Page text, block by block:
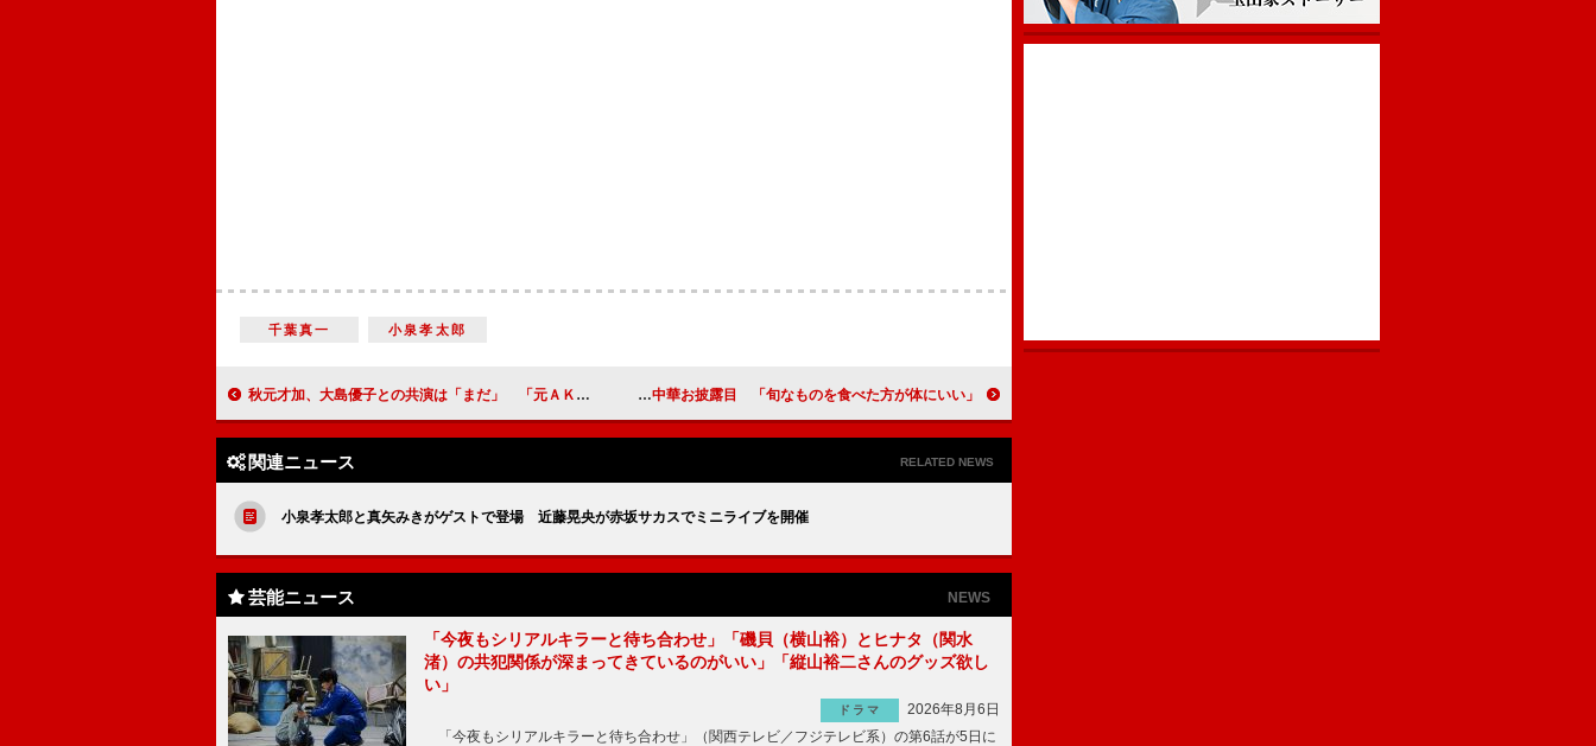
千葉真一 小泉孝太郎
秋元才加、大島優子との共演は「まだ」 「元ＡＫＢと言われるうちはしたくない」 西島秀俊、考案の夏野菜冷やし中華お披露目 「旬なものを食べた方が体にいい」
関連ニュース RELATED NEWS
小泉孝太郎と真矢みきがゲストで登場 近藤晃央が赤坂サカスでミニライブを開催
芸能ニュース NEWS
「今夜もシリアルキラーと待ち合わせ」「磯貝（横山裕）とヒナタ（関水
渚）の共犯関係が深まってきているのがいい」「縦山裕二さんのグッズ欲し
い」
ドラマ
2026年8月6日
「今夜もシリアルキラーと待ち合わせ」（関西テレビ／フジテレビ系）の第6話が5日に